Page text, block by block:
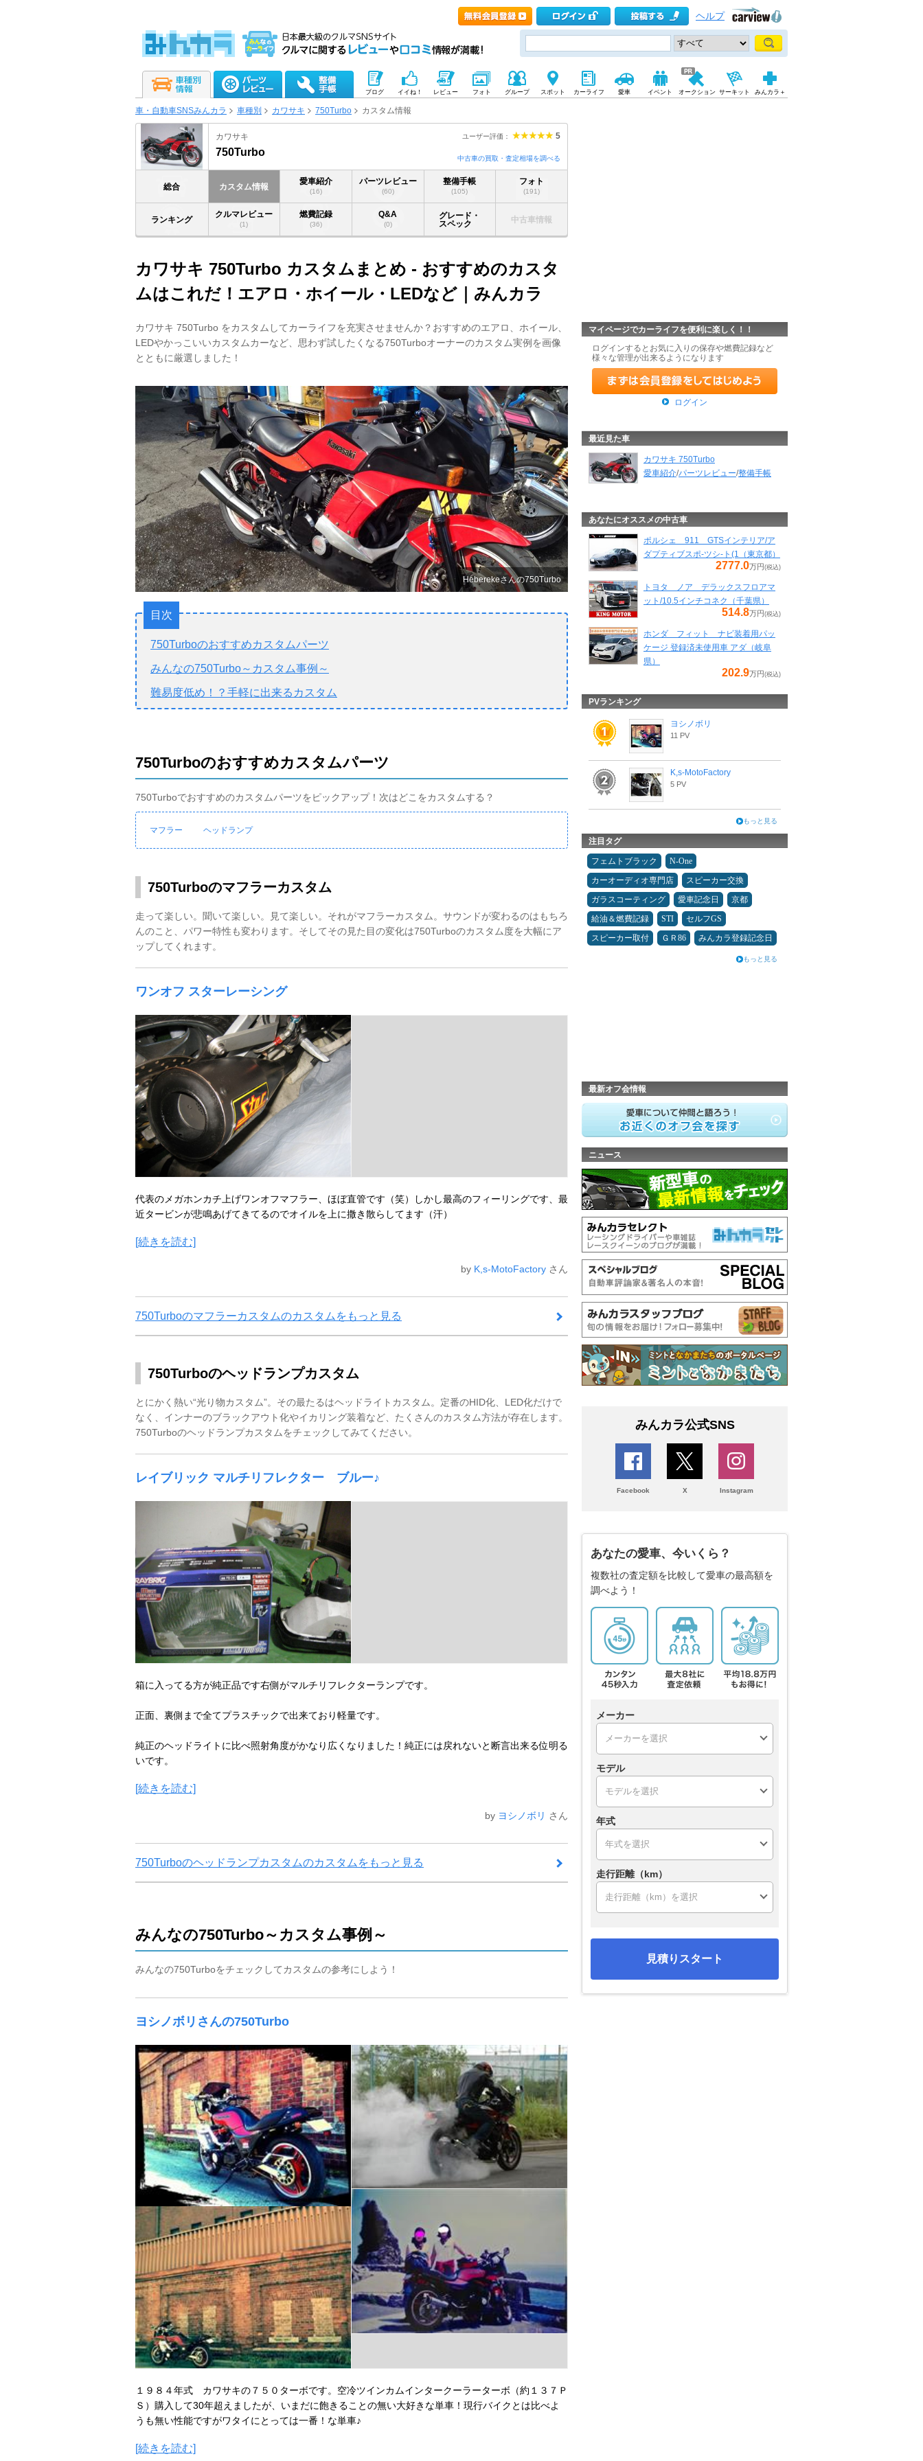
ヘルプ
ブログ イイね！ レビュー フォト グループ スポット カーライフ 愛車 イベント オークション サーキット みんカラ＋
車・自動車SNSみんカラ 車種別 カワサキ 750Turbo カスタム情報
ユーザー評価： 5
カワサキ
750Turbo
中古車の買取・査定相場を調べる
総合 カスタム情報
愛車紹介
(16)
パーツレビュー
(60)
整備手帳
(105)
フォト
(191)
ランキング
クルマレビュー
(1)
燃費記録
(36)
Q&A
(0)
グレード・
スペック
中古車情報
カワサキ 750Turbo カスタムまとめ - おすすめのカスタ
ムはこれだ！エアロ・ホイール・LEDなど｜みんカラ
カワサキ 750Turbo をカスタムしてカーライフを充実させませんか？おすすめのエアロ、ホイール、
LEDやかっこいいカスタムカーなど、思わず試したくなる750Turboオーナーのカスタム実例を画像
とともに厳選しました！
Heberekeさんの750Turbo
目次
750Turboのおすすめカスタムパーツ
みんなの750Turbo～カスタム事例～
難易度低め！？手軽に出来るカスタム
750Turboのおすすめカスタムパーツ
750Turboでおすすめのカスタムパーツをピックアップ！次はどこをカスタムする？
マフラー ヘッドランプ
750Turboのマフラーカスタム
走って楽しい。聞いて楽しい。見て楽しい。それがマフラーカスタム。サウンドが変わるのはもちろ
んのこと、パワー特性も変わります。そしてその見た目の変化は750Turboのカスタム度を大幅にア
ップしてくれます。
ワンオフ スターレーシング
代表のメガホンカチ上げワンオフマフラー、ほぼ直管です（笑）しかし最高のフィーリングです、最
近タービンが悲鳴あげてきてるのでオイルを上に撒き散らしてます（汗）
[続きを読む]
by K,s-MotoFactory さん
750Turboのマフラーカスタムのカスタムをもっと見る
750Turboのヘッドランプカスタム
とにかく熱い“光り物カスタム”。その最たるはヘッドライトカスタム。定番のHID化、LED化だけで
なく、インナーのブラックアウト化やイカリング装着など、たくさんのカスタム方法が存在します。
750Turboのヘッドランプカスタムをチェックしてみてください。
レイブリック マルチリフレクター ブルー♪
箱に入ってる方が純正品です右側がマルチリフレクターランプです。
正面、裏側まで全てプラスチックで出来ており軽量です。
純正のヘッドライトに比べ照射角度がかなり広くなりました！純正には戻れないと断言出来る位明る
いです。
[続きを読む]
by ヨシノボリ さん
750Turboのヘッドランプカスタムのカスタムをもっと見る
みんなの750Turbo～カスタム事例～
みんなの750Turboをチェックしてカスタムの参考にしよう！
ヨシノボリさんの750Turbo
１９８４年式 カワサキの７５０ターボです。空冷ツインカムインタークーラーターボ（約１３７Ｐ
Ｓ）購入して30年超えましたが、いまだに飽きることの無い大好きな単車！現行バイクとは比べよ
うも無い性能ですがワタイにとっては一番！な単車♪
[続きを読む]
マイページでカーライフを便利に楽しく！！
ログインするとお気に入りの保存や燃費記録など
様々な管理が出来るようになります
ログイン
最近見た車
カワサキ 750Turbo
愛車紹介/パーツレビュー/整備手帳
あなたにオススメの中古車
ポルシェ 911 GTSインテリア/ア
ダプティブスポ-ツシ-ト(1（東京都）
2777.0万円 (税込)
トヨタ ノア デラックスフロアマ
ット/10.5インチコネク（千葉県）
514.8万円 (税込)
ホンダ フィット ナビ装着用パッ
ケージ 登録済未使用車 アダ（岐阜
県）
202.9万円 (税込)
PVランキング
ヨシノボリ
11 PV
K,s-MotoFactory
5 PV
もっと見る
注目タグ
フェムトブラック
N-One
カーオーディオ専門店
スピーカー交換
ガラスコーティング
愛車記念日
京都
給油＆燃費記録
STI
セルフGS
スピーカー取付
ＧＲ86 みんカラ登録記念日
もっと見る
最新オフ会情報
ニュース
みんカラ公式SNS
Facebook X Instagram
あなたの愛車、今いくら？
複数社の査定額を比較して愛車の最高額を
調べよう！
メーカー
モデル
年式
走行距離（km）
見積りスタート